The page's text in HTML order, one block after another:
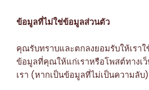
ข้อมูลที่ไม่ใช่ข้อมูลส่วนตัว
คุณรับทราบและตกลงยอมรับให้เรา
ข้อมูลที่คุณให้แก่เราหรือโพสต์ทางเ
เรา (หากเป็นข้อมูลที่ไม่เป็นความลับ)